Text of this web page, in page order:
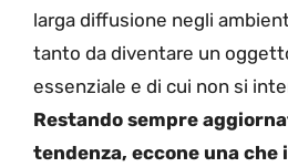
larga diffusione negli
tanto da diventare un
essenziale e di cui non si
Restando sempre
tendenza, eccone una che